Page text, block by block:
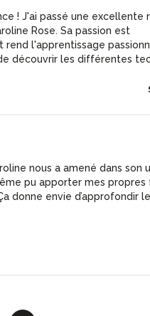
! J'ai passé une excellente
Rose. Sa passion est
rend l'apprentissage
découvrir les différentes
nous a amené dans son
pu apporter mes
donne envie d’approfondir